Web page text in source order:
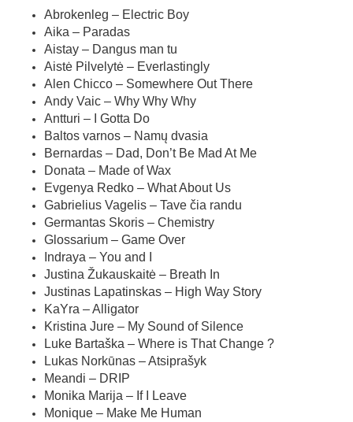
Abrokenleg – Electric Boy
Aika – Paradas
Aistay – Dangus man tu
Aistė Pilvelytė – Everlastingly
Alen Chicco – Somewhere Out There
Andy Vaic – Why Why Why
Antturi – I Gotta Do
Baltos varnos – Namų dvasia
Bernardas – Dad, Don’t Be Mad At Me
Donata – Made of Wax
Evgenya Redko – What About Us
Gabrielius Vagelis – Tave čia randu
Germantas Skoris – Chemistry
Glossarium – Game Over
Indraya – You and I
Justina Žukauskaitė – Breath In
Justinas Lapatinskas – High Way Story
KaYra – Alligator
Kristina Jure – My Sound of Silence
Luke Bartaška – Where is That Change ?
Lukas Norkūnas – Atsiprašyk
Meandi – DRIP
Monika Marija – If I Leave
Monique – Make Me Human